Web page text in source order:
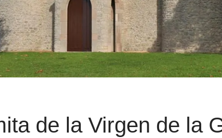
de la Virgen de la